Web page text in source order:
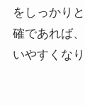
をしっかり
確であれば
いやすくなり